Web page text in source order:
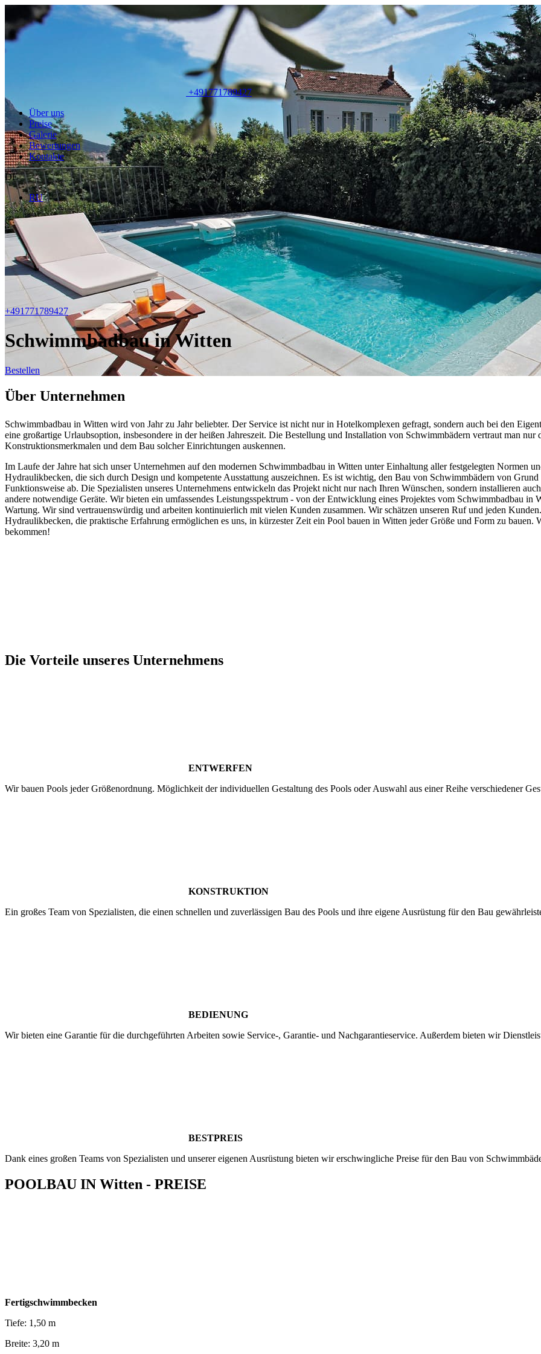
+491771789427
Über uns
Preise
Galerie
Bewertungen
Kontakte
DE
RU
+491771789427
Schwimmbadbau in Witten
Bestellen
Über Unternehmen
Schwimmbadbau in Witten wird von Jahr zu Jahr beliebter. Der Service ist nicht nur in Hotelkomplexen gefragt, sondern auch bei den
eine großartige Urlaubsoption, insbesondere in der heißen Jahreszeit. Die Bestellung und Installation von Schwimmbädern vertraut man
Konstruktionsmerkmalen und dem Bau solcher Einrichtungen auskennen.
Im Laufe der Jahre hat sich unser Unternehmen auf den modernen Schwimmbadbau in Witten unter Einhaltung aller festgelegten Normen
Hydraulikbecken, die sich durch Design und kompetente Ausstattung auszeichnen. Es ist wichtig, den Bau von Schwimmbädern von
Funktionsweise ab. Die Spezialisten unseres Unternehmens entwickeln das Projekt nicht nur nach Ihren Wünschen, sondern installieren
andere notwendige Geräte. Wir bieten ein umfassendes Leistungsspektrum - von der Entwicklung eines Projektes vom Schwimmbadbau in
Wartung. Wir sind vertrauenswürdig und arbeiten kontinuierlich mit vielen Kunden zusammen. Wir schätzen unseren Ruf und jeden
Hydraulikbecken, die praktische Erfahrung ermöglichen es uns, in kürzester Zeit ein Pool bauen in Witten jeder Größe und Form zu bauen.
bekommen!
Die Vorteile unseres Unternehmens
ENTWERFEN
Wir bauen Pools jeder Größenordnung. Möglichkeit der individuellen Gestaltung des Pools oder Auswahl aus einer Reihe verschiedener
KONSTRUKTION
Ein großes Team von Spezialisten, die einen schnellen und zuverlässigen Bau des Pools und ihre eigene Ausrüstung für den Bau
BEDIENUNG
Wir bieten eine Garantie für die durchgeführten Arbeiten sowie Service-, Garantie- und Nachgarantieservice. Außerdem bieten wir
BESTPREIS
Dank eines großen Teams von Spezialisten und unserer eigenen Ausrüstung bieten wir erschwingliche Preise für den Bau von
POOLBAU IN Witten - PREISE
Fertigschwimmbecken
Tiefe: 1,50 m
Breite: 3,20 m